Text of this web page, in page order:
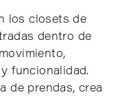
los closets de
dentro de
funcionalidad.
de prendas, crea